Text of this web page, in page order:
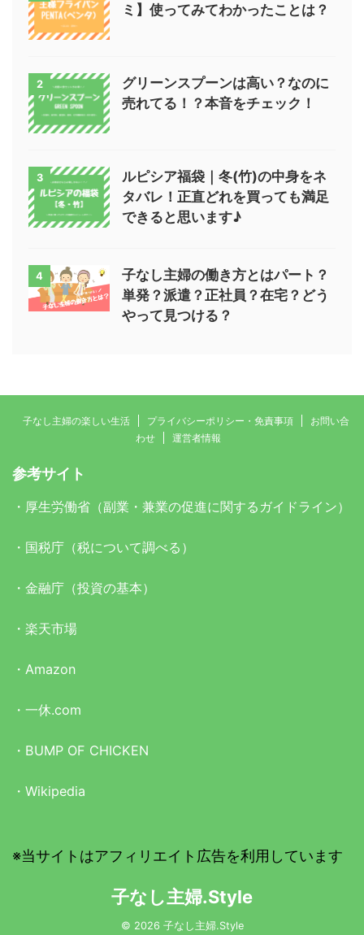
ミ】使ってみてわかったことは？
2
グリーンスプーンは高い？なのに
売れてる！？本音をチェック！
3
ルピシア福袋｜冬(竹)の中身をネ
タバレ！正直どれを買っても満足
できると思います♪
4
子なし主婦の働き方とはパート？
単発？派遣？正社員？在宅？どう
やって見つける？
子なし主婦の楽しい生活 プライバシーポリシー・免責事項
お問い合
わせ
運営者情報
参考サイト
・ 厚生労働省（副業・兼業の促進に関するガイドライン）
・ 国税庁（税について調べる）
・ 金融庁（投資の基本）
・ 楽天市場
・ Amazon
・ 一休.com
・ BUMP OF CHICKEN
・ Wikipedia
※当サイトはアフィリエイト広告を利用しています
子なし主婦.Style
© 2026 子なし主婦.Style